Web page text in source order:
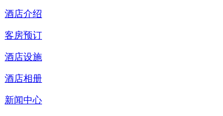
酒店介绍
客房预订
酒店设施
酒店相册
新闻中心